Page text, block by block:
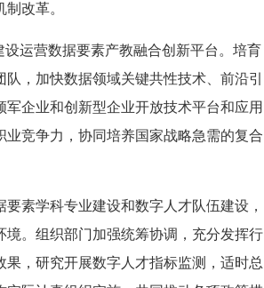
改革。
设运营数据要素产教融合创新平台。培育
，加快数据领域关键共性技术、前沿引
企业和创新型企业开放技术平台和应用
竞争力，协同培养国家战略急需的复合
素学科专业建设和数字人才队伍建设，
。组织部门加强统筹协调，充分发挥行
，研究开展数字人才指标监测，适时总